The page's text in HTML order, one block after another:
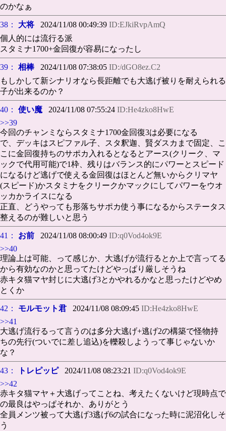
のかなぁ
38： 大将 2024/11/08 00:49:39 ID:EJkiRvpAmQ
個人的には流行る派
スタミナ1700+金回復が容易になったし
39： 相棒2024/11/08 07:38:05 ID:/dGO8ez.C2
もしかして新シナリオなら長距離でも大逃げ被りを耐えられる
子が出来るのか？
40： 使い魔 2024/11/08 07:55:24 ID:He4zko8HwE
>>39
今回のチャンミならスタミナ1700金回復3は必要になる
で、デッキはスピファル子、スタ釈迦、賢ダスカまで固定、こ
こに金回復持ちのサポカ入れるとなるとアース(クリーク、マ
ックで代用可能)で1枠、残りはバランス的にパワーとスピード
になるけど逃げで使える金回復はほとんど無いからクリマヤ
(スピード)かスタミナをクリークかマックにしてパワーをウオ
ッカかライスになる
正直、どうやっても形落ちサポカ使う事になるからステータス
整えるのが難しいと思う
41： お前 2024/11/08 08:00:49 ID:q0Vod4ok9E
>>40
理論上は可能、って感じか、大逃げが流行るとか上で言ってる
から有効なのかと思ってたけどやっぱり厳しそうね
赤キタ猫マヤ封じに大逃げ3とかやれるかなと思ったけどやめ
とくか
42： モルモット君 2024/11/08 08:09:45 ID:He4zko8HwE
>>41
大逃げ流行るって言うのは多分大逃げ+逃げ2の構築で怪物持
ちの先行(ついでに差し追込)を轢殺しようって事じゃないか
な？
43： トレピッピ2024/11/08 08:23:21 ID:q0Vod4ok9E
>>42
赤キタ猫マヤ＋大逃げってことね、考えたくないけど現時点で
の最良はやっぱそれか、ありがとう
全員メンツ被って大逃げ3逃げ6の試合になった時に泥沼化しそ
う